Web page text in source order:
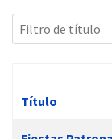
Filtro de título
Título